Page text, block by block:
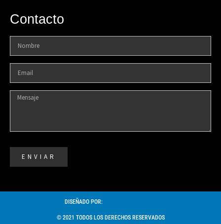
Contacto
ENVIAR
DISEÑADO POR:
© 2021 TODOS LOS DERECHOS RESERVADOS